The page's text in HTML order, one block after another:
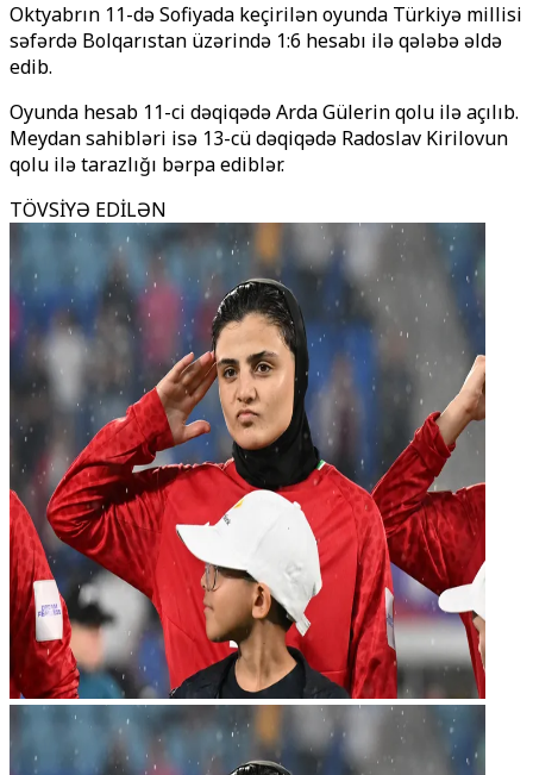
Oktyabrın 11-də Sofiyada keçirilən oyunda Türkiyə millisi
səfərdə Bolqarıstan üzərində 1:6 hesabı ilə qələbə əldə
edib.
Oyunda hesab 11-ci dəqiqədə Arda Gülerin qolu ilə açılıb.
Meydan sahibləri isə 13-cü dəqiqədə Radoslav Kirilovun
qolu ilə tarazlığı bərpa ediblər.
TÖVSİYƏ EDİLƏN